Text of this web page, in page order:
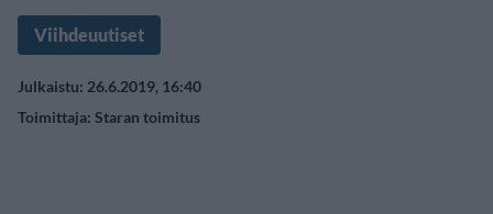
Viihdeuutiset
Julkaistu: 26.6.2019, 16:40
Toimittaja: Staran toimitus